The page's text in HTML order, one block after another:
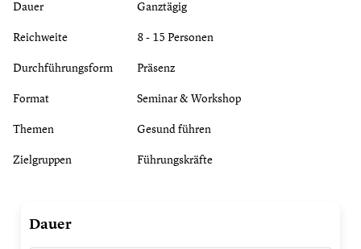
Dauer
Ganztägig
Reichweite
8 - 15 Personen
Durchführungsform
Präsenz
Format
Seminar & Workshop
Themen
Gesund führen
Zielgruppen
Führungskräfte
Dauer
Vielfalt